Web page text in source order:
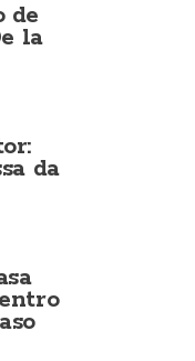
de
la
da